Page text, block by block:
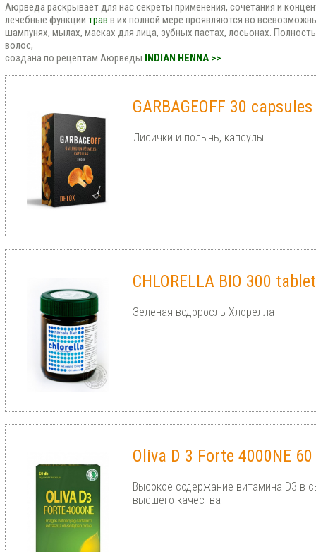
Аюрведа раскрывает для нас секреты применения, сочетания и
лечебные функции трав в их полной мере проявляются во
шампунях, мылах, масках для лица, зубных пастах, лосьонах.
волос,
создана по рецептам Аюрведы
INDIAN HENNA >>
GARBAGEOFF 30 capsules
Лисички и полынь, капсулы
CHLORELLA BIO 300
Зеленая водоросль Хлорелла
Oliva D 3 Forte 4000NE
Высокое содержание витамина D3 в
высшего качества